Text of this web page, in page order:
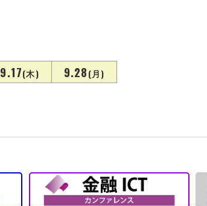
9.17(木) 9.28(月)